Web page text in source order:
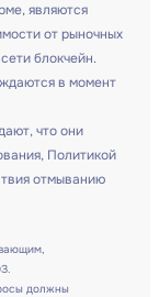
являются
от рыночных
блокчейн.
в момент
что они
Политикой
отмыванию
должны